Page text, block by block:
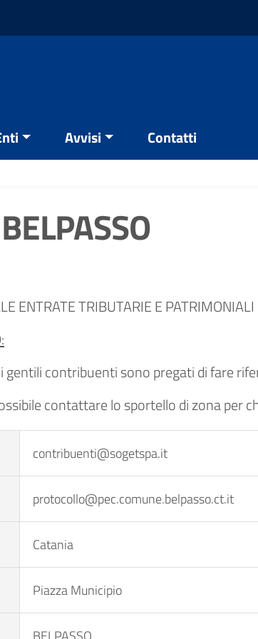
Avvisi Contatti
ENTRATE TRIBUTARIE E PATRIMONIALI
contribuenti sono pregati di fare
contattare lo sportello di zona per
contribuenti@sogetspa.it
protocollo@pec.comune.belpasso.ct.it
Catania
Piazza Municipio